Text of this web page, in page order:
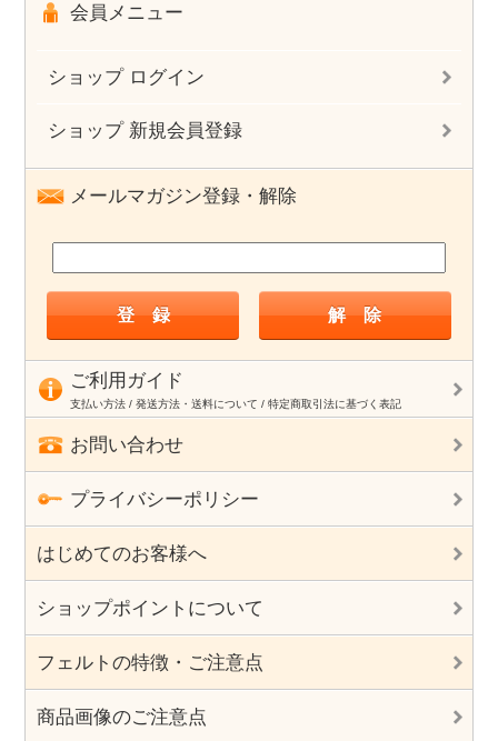
会員メニュー
ショップ ログイン
ショップ 新規会員登録
メールマガジン登録・解除
ご利用ガイド
支払い方法 / 発送方法・送料について / 特定商取引法に基づく表記
お問い合わせ
プライバシーポリシー
はじめてのお客様へ
ショップポイントについて
フェルトの特徴・ご注意点
商品画像のご注意点